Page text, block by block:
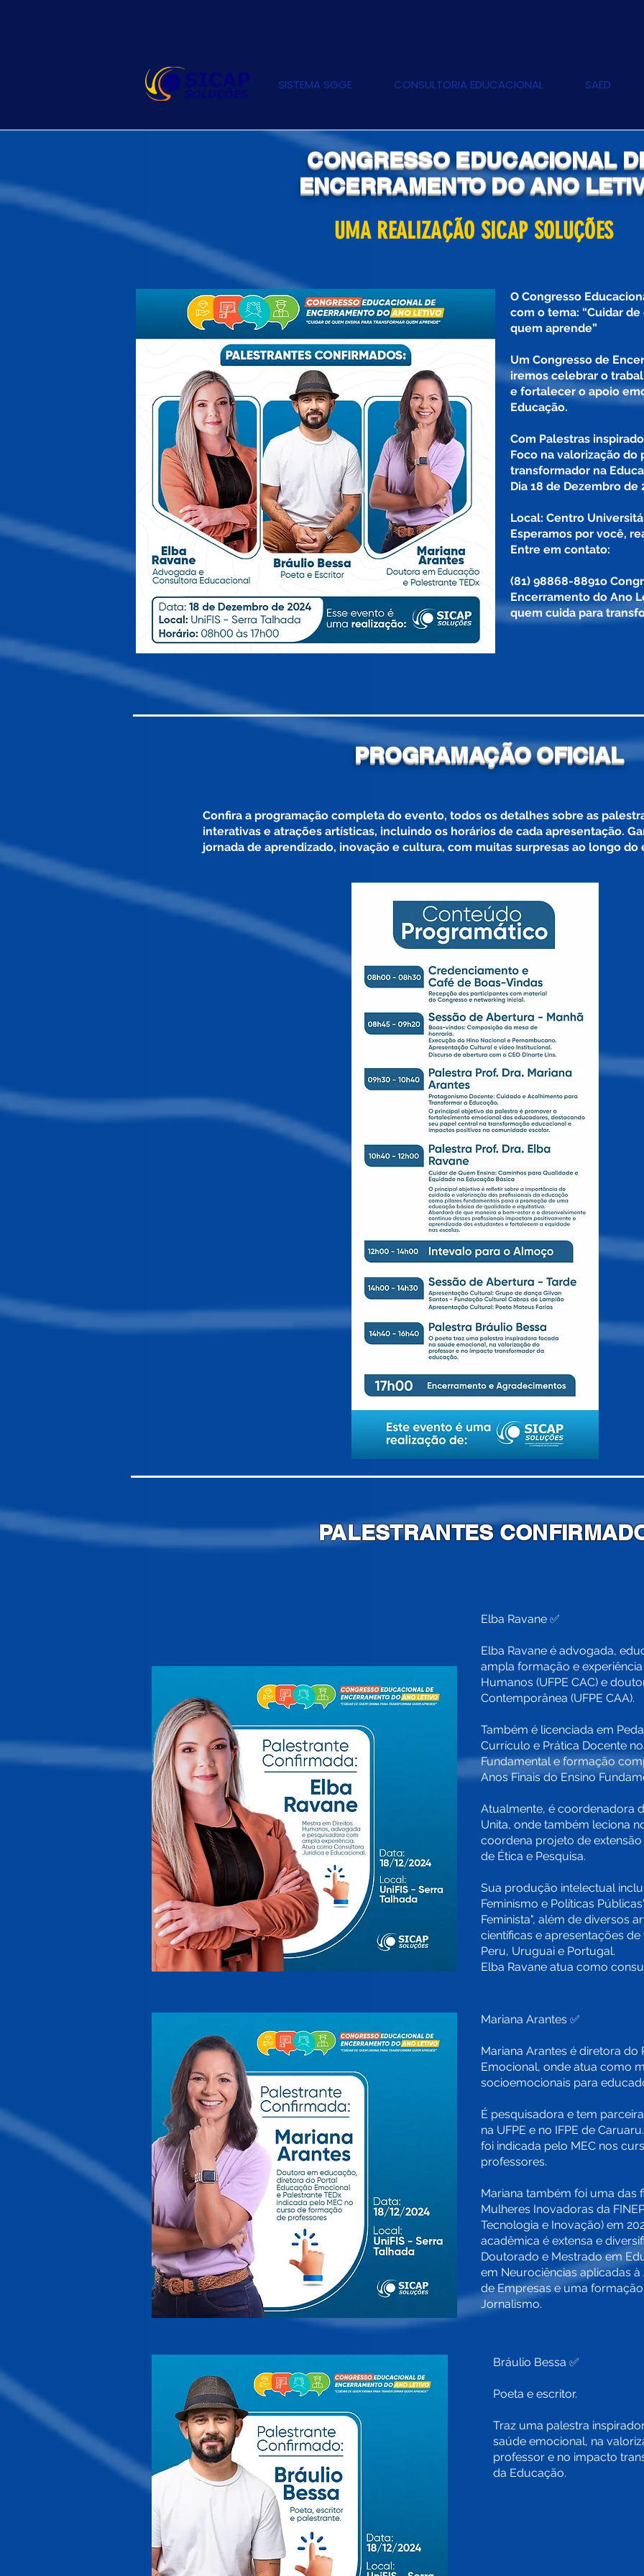
SISTEMA SGGE CONSULTORIA EDUCACIONAL SAED
CONGRESSO EDUCACIONAL
ENCERRAMENTO DO ANO
UMA REALIZAÇÃO SICAP SOLUÇÕES
O Congresso
com o tema: “Cuidar
quem aprende”
Um Congresso de
iremos celebrar o
e fortalecer o apoio
Educação.
Com Palestras
Foco na valorização
transformador na
Dia 18 de Dezembro de
Local: Centro
Esperamos por você,
Entre em contato:
(81) 98868-8891o
Encerramento do Ano
quem cuida para
PROGRAMAÇÃO OFICIAL
Confira a programação completa do evento, todos os detalhes sobre as
interativas e atrações artísticas, incluindo os horários de cada apresentação.
jornada de aprendizado, inovação e cultura, com muitas surpresas ao longo do
PALESTRANTES
Elba Ravane ✅
Elba Ravane é advogada,
ampla formação e
Humanos (UFPE CAC) e
Contemporânea (UFPE CAA).
Também é licenciada em
Currículo e Prática Docente
Fundamental e formação
Anos Finais do Ensino
Atualmente, é coordenadora
Unita, onde também leciona
coordena projeto de
de Ética e Pesquisa.
Sua produção intelectual
Feminismo e Políticas
Feminista", além de diversos
científicas e apresentações
Peru, Uruguai e Portugal.
Elba Ravane atua como
Mariana Arantes ✅
Mariana Arantes é diretora do
Emocional, onde atua como
socioemocionais para
É pesquisadora e tem
na UFPE e no IFPE de
foi indicada pelo MEC nos
professores.
Mariana também foi uma das
Mulheres Inovadoras da
Tecnologia e Inovação) em
acadêmica é extensa e
Doutorado e Mestrado em
em Neurociências aplicadas
de Empresas e uma
Jornalismo.
Bráulio Bessa ✅
Poeta e escritor.
Traz uma palestra
saúde emocional, na
professor e no impacto
da Educação.